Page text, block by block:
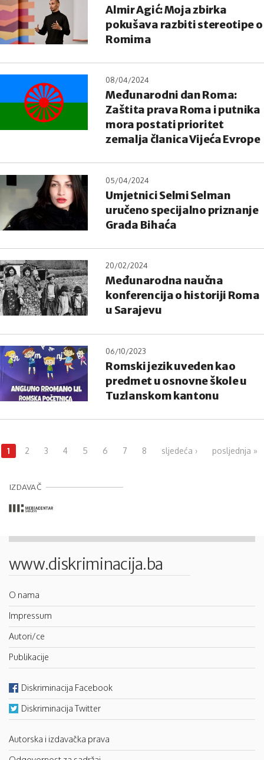
Almir Agić: Moja zbirka
pokušava razbiti stereotipe o
Romima
08/04/2024
Međunarodni dan Roma:
Zaštita prava Roma i putnika
mora postati prioritet
zemalja članica Vijeća Evrope
05/04/2024
Umjetnici Selmi Selman
uručeno specijalno priznanje
Grada Bihaća
20/02/2024
Međunarodna naučna
konferencija o historiji Roma
u Sarajevu
06/10/2023
Romski jezik uveden kao
predmet u osnovne škole u
Tuzlanskom kantonu
Pages
1 2 3 4 5 6 7 8 sljedeća › posljednja »
IZDAVAČ
www.diskriminacija.ba
O nama
Impressum
Autori/ce
Publikacije
Diskriminacija Facebook
Diskriminacija Twitter
Autorska i izdavačka prava